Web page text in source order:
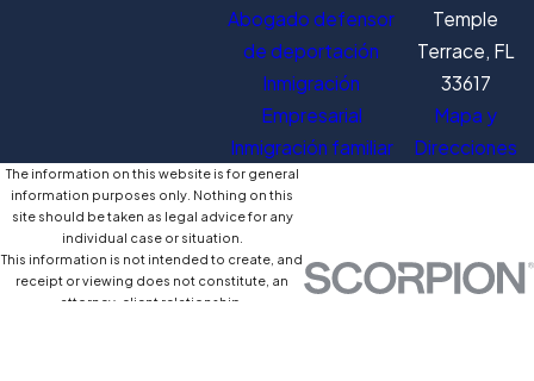
Abogado defensor
de deportación
Inmigración
Empresarial
Inmigración familiar
Temple
Terrace, FL
33617
Mapa y
Direcciones
The information on this website is for general
information purposes only. Nothing on this
site should be taken as legal advice for any
individual case or situation.
This information is not intended to create, and
receipt or viewing does not constitute, an
attorney-client relationship.